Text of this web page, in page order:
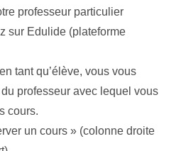
professeur particulier
sur Edulide (plateforme
tant qu’élève, vous vous
professeur avec lequel vous
cours.
un cours » (colonne droite